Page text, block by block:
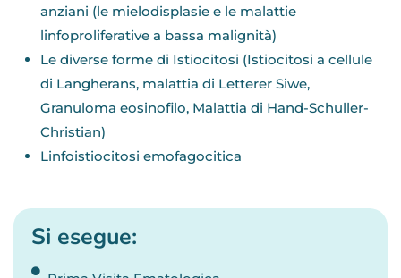
anziani (le mielodisplasie e le malattie
linfoproliferative a bassa malignità)
Le diverse forme di Istiocitosi (Istiocitosi a cellule
di Langherans, malattia di Letterer Siwe,
Granuloma eosinofilo, Malattia di Hand-Schuller-
Christian)
Linfoistiocitosi emofagocitica
Si esegue: